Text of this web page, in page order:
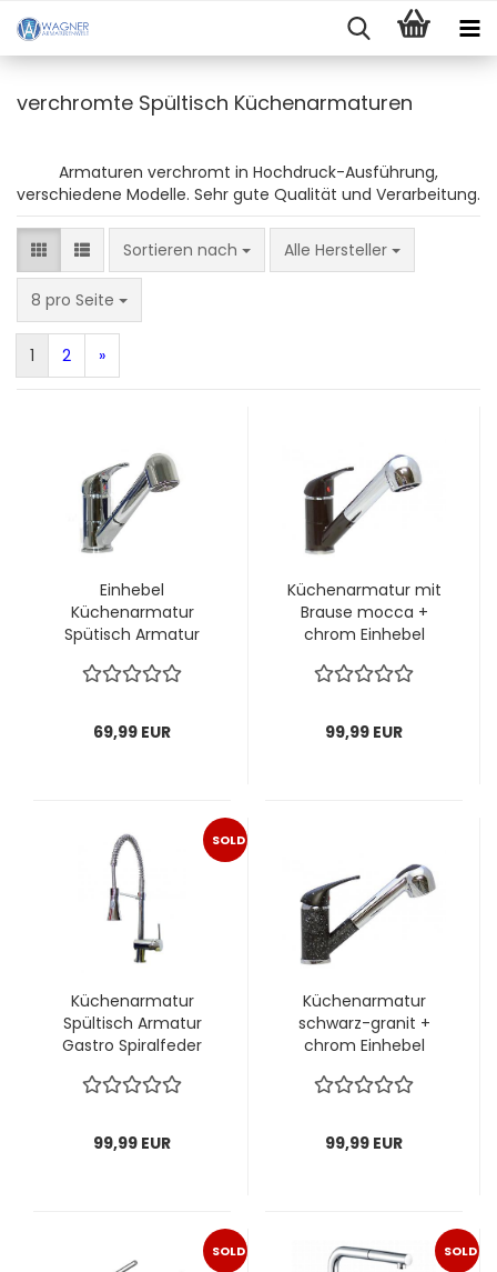
verchromte Spültisch Küchenarmaturen
Armaturen verchromt in Hochdruck-Ausführung,
verschiedene Modelle. Sehr gute Qualität und Verarbeitung.
Sortieren nach
Sortieren nach Alle Hersteller
8 pro Seite
pro Seite
1 2 »
Einhebel
Küchenarmatur
Spütisch Armatur
Brause chrom
69,99 EUR
Küchenarmatur mit
Brause mocca +
chrom Einhebel
99,99 EUR
SOLD
Küchenarmatur
Spültisch Armatur
Gastro Spiralfeder
99,99 EUR
Küchenarmatur
schwarz-granit +
chrom Einhebel
99,99 EUR
SOLD SOLD